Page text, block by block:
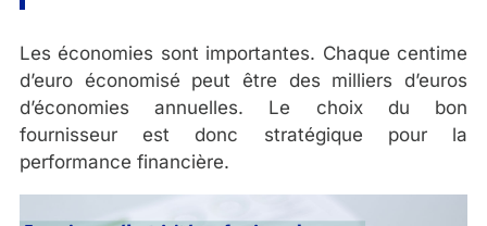
Les économies sont importantes. Chaque centime
d’euro économisé peut être des milliers d’euros
d’économies annuelles. Le choix du bon
fournisseur est donc stratégique pour la
performance financière.